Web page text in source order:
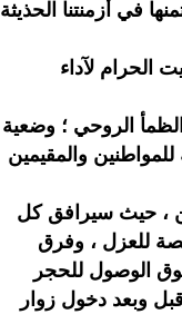
في أزمنتنا الحذيثة
الحرام لآداء
الروحي ؛ وضعية
والمقيمين
، حيث سيرافق كل
للعزل ، وفرق
الوصول للحجر
وبعد دخول زوار